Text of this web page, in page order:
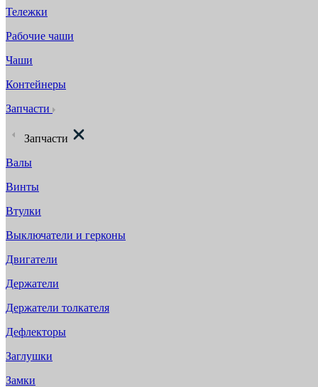
Тележки
Рабочие чаши
Чаши
Контейнеры
Запчасти
Запчасти
Валы
Винты
Втулки
Выключатели и герконы
Двигатели
Держатели
Держатели толкателя
Дефлекторы
Заглушки
Замки